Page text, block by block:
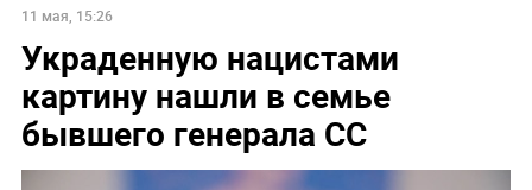
11 мая, 15:26
Украденную нацистами
картину нашли в семье
бывшего генерала СС